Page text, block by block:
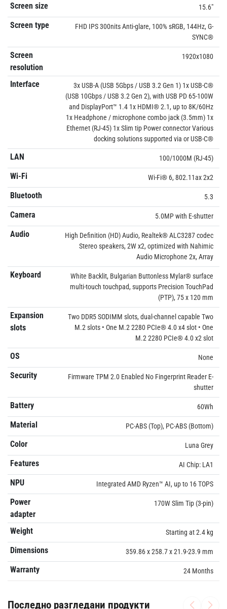
Screen size 15.6"
Screen type
FHD IPS 300nits Anti-glare, 100% sRGB, 144Hz, G-
SYNC®
Screen
resolution
1920x1080
Interface
3x USB-A (USB 5Gbps / USB 3.2 Gen 1) 1x USB-C®
(USB 10Gbps / USB 3.2 Gen 2), with USB PD 65-100W
and DisplayPort™ 1.4 1x HDMI® 2.1, up to 8K/60Hz
1x Headphone / microphone combo jack (3.5mm) 1x
Ethernet (RJ-45) 1x Slim tip Power connector Various
docking solutions supported via or USB-C®
LAN 100/1000M (RJ-45)
Wi-Fi Wi-Fi® 6, 802.11ax 2x2
Bluetooth 5.3
Camera 5.0MP with E-shutter
Audio
High Definition (HD) Audio, Realtek® ALC3287 codec
Stereo speakers, 2W x2, optimized with Nahimic
Audio Microphone 2x, Array
Keyboard
White Backlit, Bulgarian Buttonless Mylar® surface
multi-touch touchpad, supports Precision TouchPad
(PTP), 75 x 120 mm
Expansion
slots
Two DDR5 SODIMM slots, dual-channel capable Two
M.2 slots • One M.2 2280 PCIe® 4.0 x4 slot • One
M.2 2280 PCIe® 4.0 x2 slot
OS None
Security
Firmware TPM 2.0 Enabled No Fingerprint Reader E-
shutter
Battery 60Wh
Material PC-ABS (Top), PC-ABS (Bottom)
Color Luna Grey
Features AI Chip: LA1
NPU Integrated AMD Ryzen™ AI, up to 16 TOPS
Power
adapter
170W Slim Tip (3-pin)
Weight Starting at 2.4 kg
Dimensions 359.86 x 258.7 x 21.9-23.9 mm
Warranty 24 Months
Последно разгледани продукти